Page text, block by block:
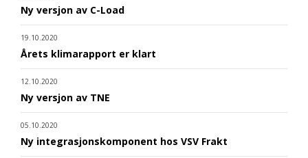
Ny versjon av C-Load
19.10.2020
Årets klimarapport er klart
12.10.2020
Ny versjon av TNE
05.10.2020
Ny integrasjonskomponent hos VSV Frakt